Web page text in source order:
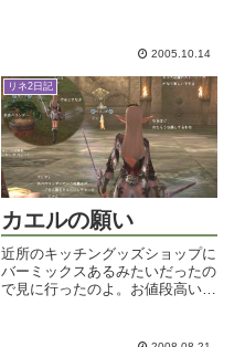
く用事ができたので、スポモ...
2005.10.14
リネ2日記
カエルの願い
近所のキッチングッズショップに
バーミックスあるみたいだったの
で見に行ったのよ。お値段高いで
ことですか(へ`)そこまで使いまく